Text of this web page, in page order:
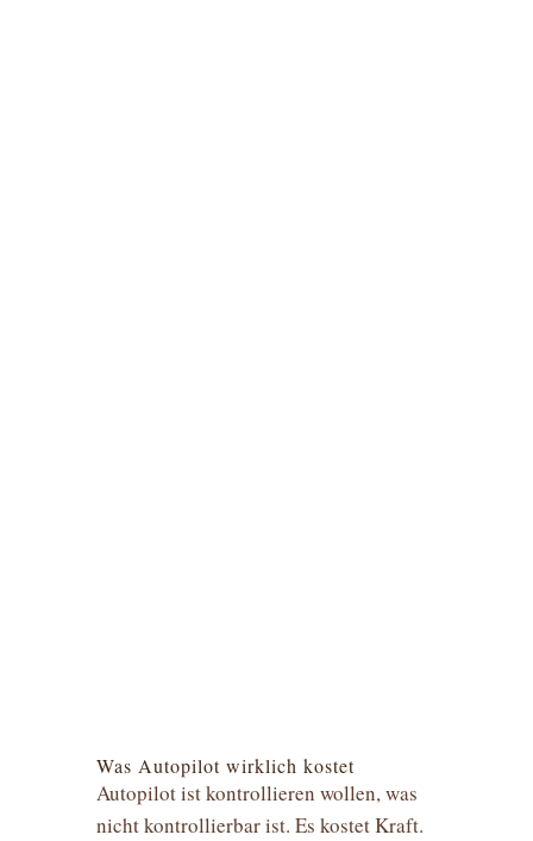
Was Autopilot wirklich kostet
Autopilot ist kontrollieren wollen, was
nicht kontrollierbar ist. Es kostet Kraft.